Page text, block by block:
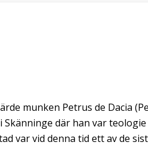
munken Petrus de Dacia
där han var
var vid denna tid ett av de